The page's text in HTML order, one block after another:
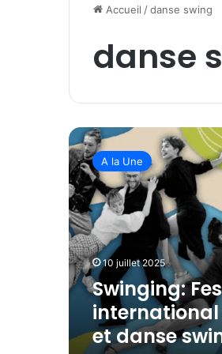
Accueil /danse swing
danse
S
w
i
n
g
i
n
g
:
F
A la Une
10 juillet 2025
Swinging:
et danse